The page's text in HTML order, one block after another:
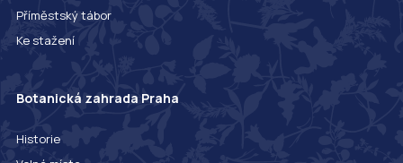
Příměstský tábor
Ke stažení
Botanická zahrada Praha
Historie